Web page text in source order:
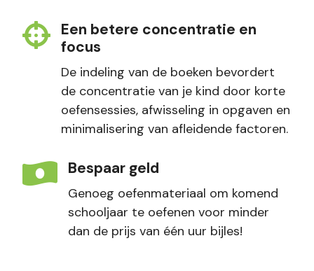
Een betere concentratie en
focus
De indeling van de boeken bevordert
de concentratie van je kind door korte
oefensessies, afwisseling in opgaven en
minimalisering van afleidende factoren.
Bespaar geld
Genoeg oefenmateriaal om komend
schooljaar te oefenen voor minder
dan de prijs van één uur bijles!